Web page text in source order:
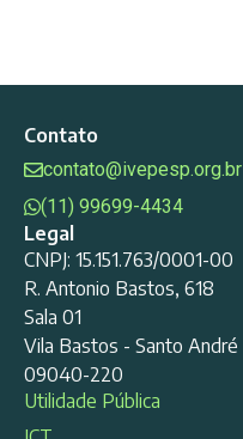
Contato
contato@ivepesp.org.br
(11) 99699-4434
Legal
CNPJ: 15.151.763/0001-00
R. Antonio Bastos, 618
Sala 01
Vila Bastos - Santo André
09040-220
Utilidade Pública